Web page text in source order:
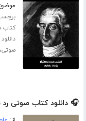
کتاب
صوتی
🎧 دانلود کتاب صوتی